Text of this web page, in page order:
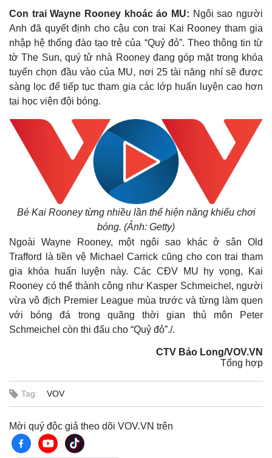
Con trai Wayne Rooney khoác áo MU: Ngôi sao người
Anh đã quyết định cho cậu con trai Kai Rooney tham gia
nhập hệ thống đào tạo trẻ của “Quỷ đỏ”. Theo thông tin từ
tờ The Sun, quý tử nhà Rooney đang góp mặt trong khóa
tuyển chọn đầu vào của MU, nơi 25 tài năng nhí sẽ được
sàng lọc để tiếp tục tham gia các lớp huấn luyện cao hơn
tại học viện đội bóng.
Bé Kai Rooney từng nhiều lần thể hiện năng khiếu chơi
bóng. (Ảnh: Getty)
Ngoài Wayne Rooney, một ngôi sao khác ở sân Old
Trafford là tiền vệ Michael Carrick cũng cho con trai tham
gia khóa huấn luyện này. Các CĐV MU hy vọng, Kai
Rooney có thể thành công như Kasper Schmeichel, người
vừa vô địch Premier League mùa trước và từng làm quen
với bóng đá trong quãng thời gian thủ môn Peter
Schmeichel còn thi đấu cho “Quỷ đỏ”./.
CTV Bảo Long/VOV.VN
Tổng hợp
Tag: VOV
Mời quý độc giả theo dõi VOV.VN trên